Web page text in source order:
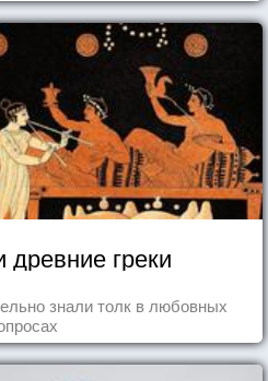
греки
знали толк в любовных